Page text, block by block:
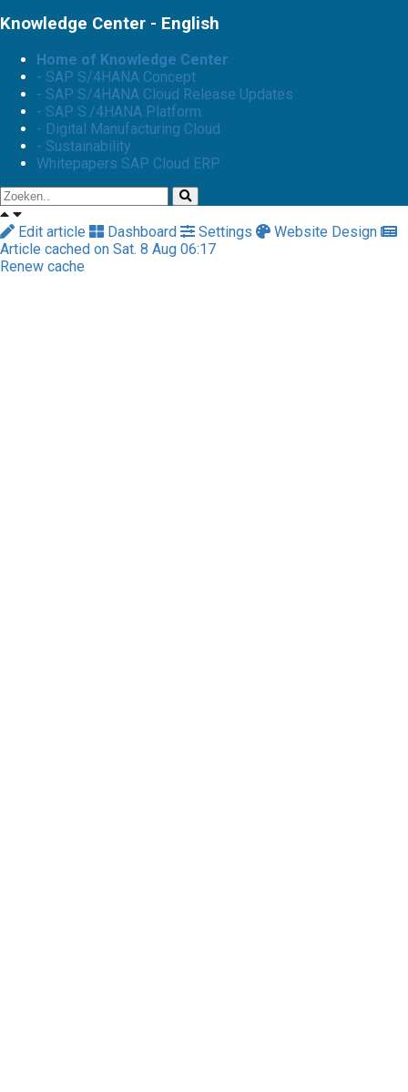
Knowledge Center - English
Home of Knowledge Center
- SAP S/4HANA Concept
- SAP S/4HANA Cloud Release Updates
- SAP S./4HANA Platform
- Digital Manufacturing Cloud
- Sustainability
Whitepapers SAP Cloud ERP
Edit article Dashboard Settings
Website Design
Article cached on Sat. 8 Aug 06:17
Renew cache